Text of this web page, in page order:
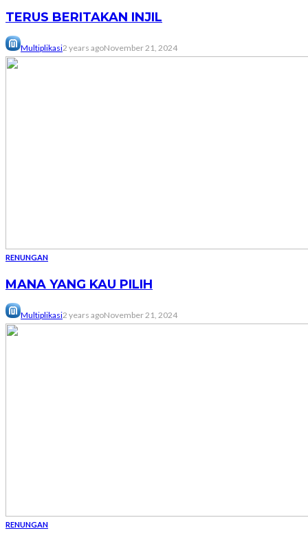
TERUS BERITAKAN INJIL
Multiplikasi2 years agoNovember 21, 2024
RENUNGAN
MANA YANG KAU PILIH
Multiplikasi2 years agoNovember 21, 2024
RENUNGAN